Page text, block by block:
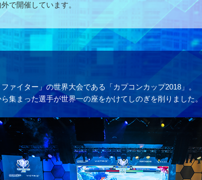
で開催しています。
ァイター」の世界大会である「カプコンカップ2018」。
集まった選手が世界一の座をかけてしのぎを削りました。